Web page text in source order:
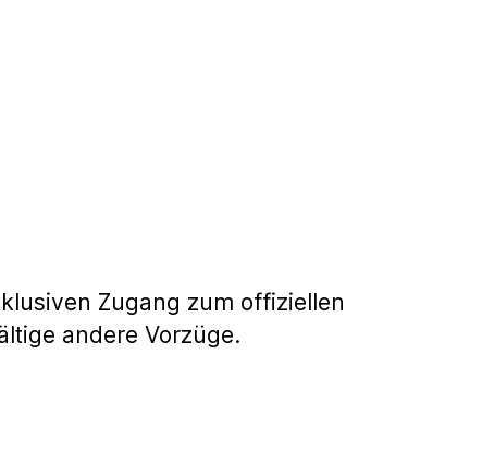
Zugang zum offiziellen
andere Vorzüge.